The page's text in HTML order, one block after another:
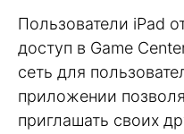
Пользователи iPad
доступ в Game
сеть для
приложении
приглашать своих